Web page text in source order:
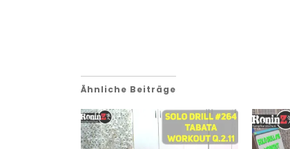
Ähnliche Beiträge